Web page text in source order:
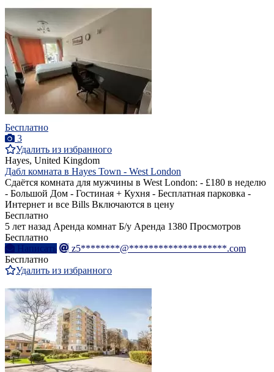
Бесплатно
3
Удалить из избранного
Hayes, United Kingdom
Дабл комната в Hayes Town - West London
Сдаётся комната для мужчины в West London: - £180 в неделю
- Большой Дом - Гостиная + Кухня - Бесплатная парковка -
Интернет и все Bills Включаются в цену
Бесплатно
5 лет назад Аренда комнат Б/у Аренда 1380 Просмотров
Бесплатно
Написать
z5********@********************.com
Бесплатно
Удалить из избранного